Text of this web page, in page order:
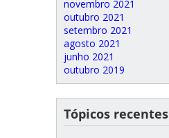
novembro 2021
outubro 2021
setembro 2021
agosto 2021
junho 2021
outubro 2019
Tópicos recentes